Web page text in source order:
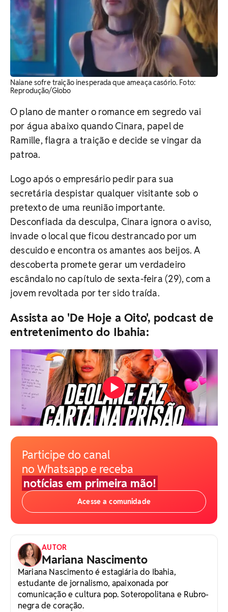
Naiane sofre traição inesperada que ameaça casório. ​Foto:
Reprodução/Globo
O plano de manter o romance em segredo vai
por água abaixo quando Cinara, papel de
Ramille, flagra a traição e decide se vingar da
patroa.
Logo após o empresário pedir para sua
secretária despistar qualquer visitante sob o
pretexto de uma reunião importante.
Desconfiada da desculpa, Cinara ignora o aviso,
invade o local que ficou destrancado por um
descuido e encontra os amantes aos beijos. A
descoberta promete gerar um verdadeiro
escândalo no capítulo de sexta-feira (29), com a
jovem revoltada por ter sido traída.
Assista ao 'De Hoje a Oito', podcast de
entretenimento do Ibahia:
Participe do canal
no Whatsapp e receba
notícias em primeira mão!
Acesse a comunidade
AUTOR
Mariana Nascimento
Mariana Nascimento é estagiária do Ibahia,
estudante de jornalismo, apaixonada por
comunicação e cultura pop. Soteropolitana e Rubro-
negra de coração.